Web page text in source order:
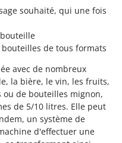
souhaité, qui une fois
de tous formats
avec de nombreux
la bière, le vin, les fruits,
de bouteilles mignon,
de 5/10 litres. Elle peut
un système de
d'effectuer une